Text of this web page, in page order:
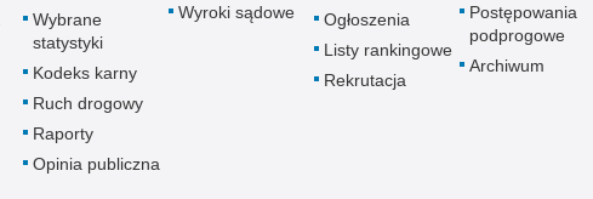
Wybrane
statystyki
Kodeks karny
Ruch drogowy
Raporty
Opinia publiczna
Wyroki sądowe
Ogłoszenia
Listy rankingowe
Rekrutacja
Postępowania
podprogowe
Archiwum